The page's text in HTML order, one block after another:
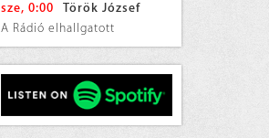
sze, 0:00
Török József
A Rádió elhallgatott